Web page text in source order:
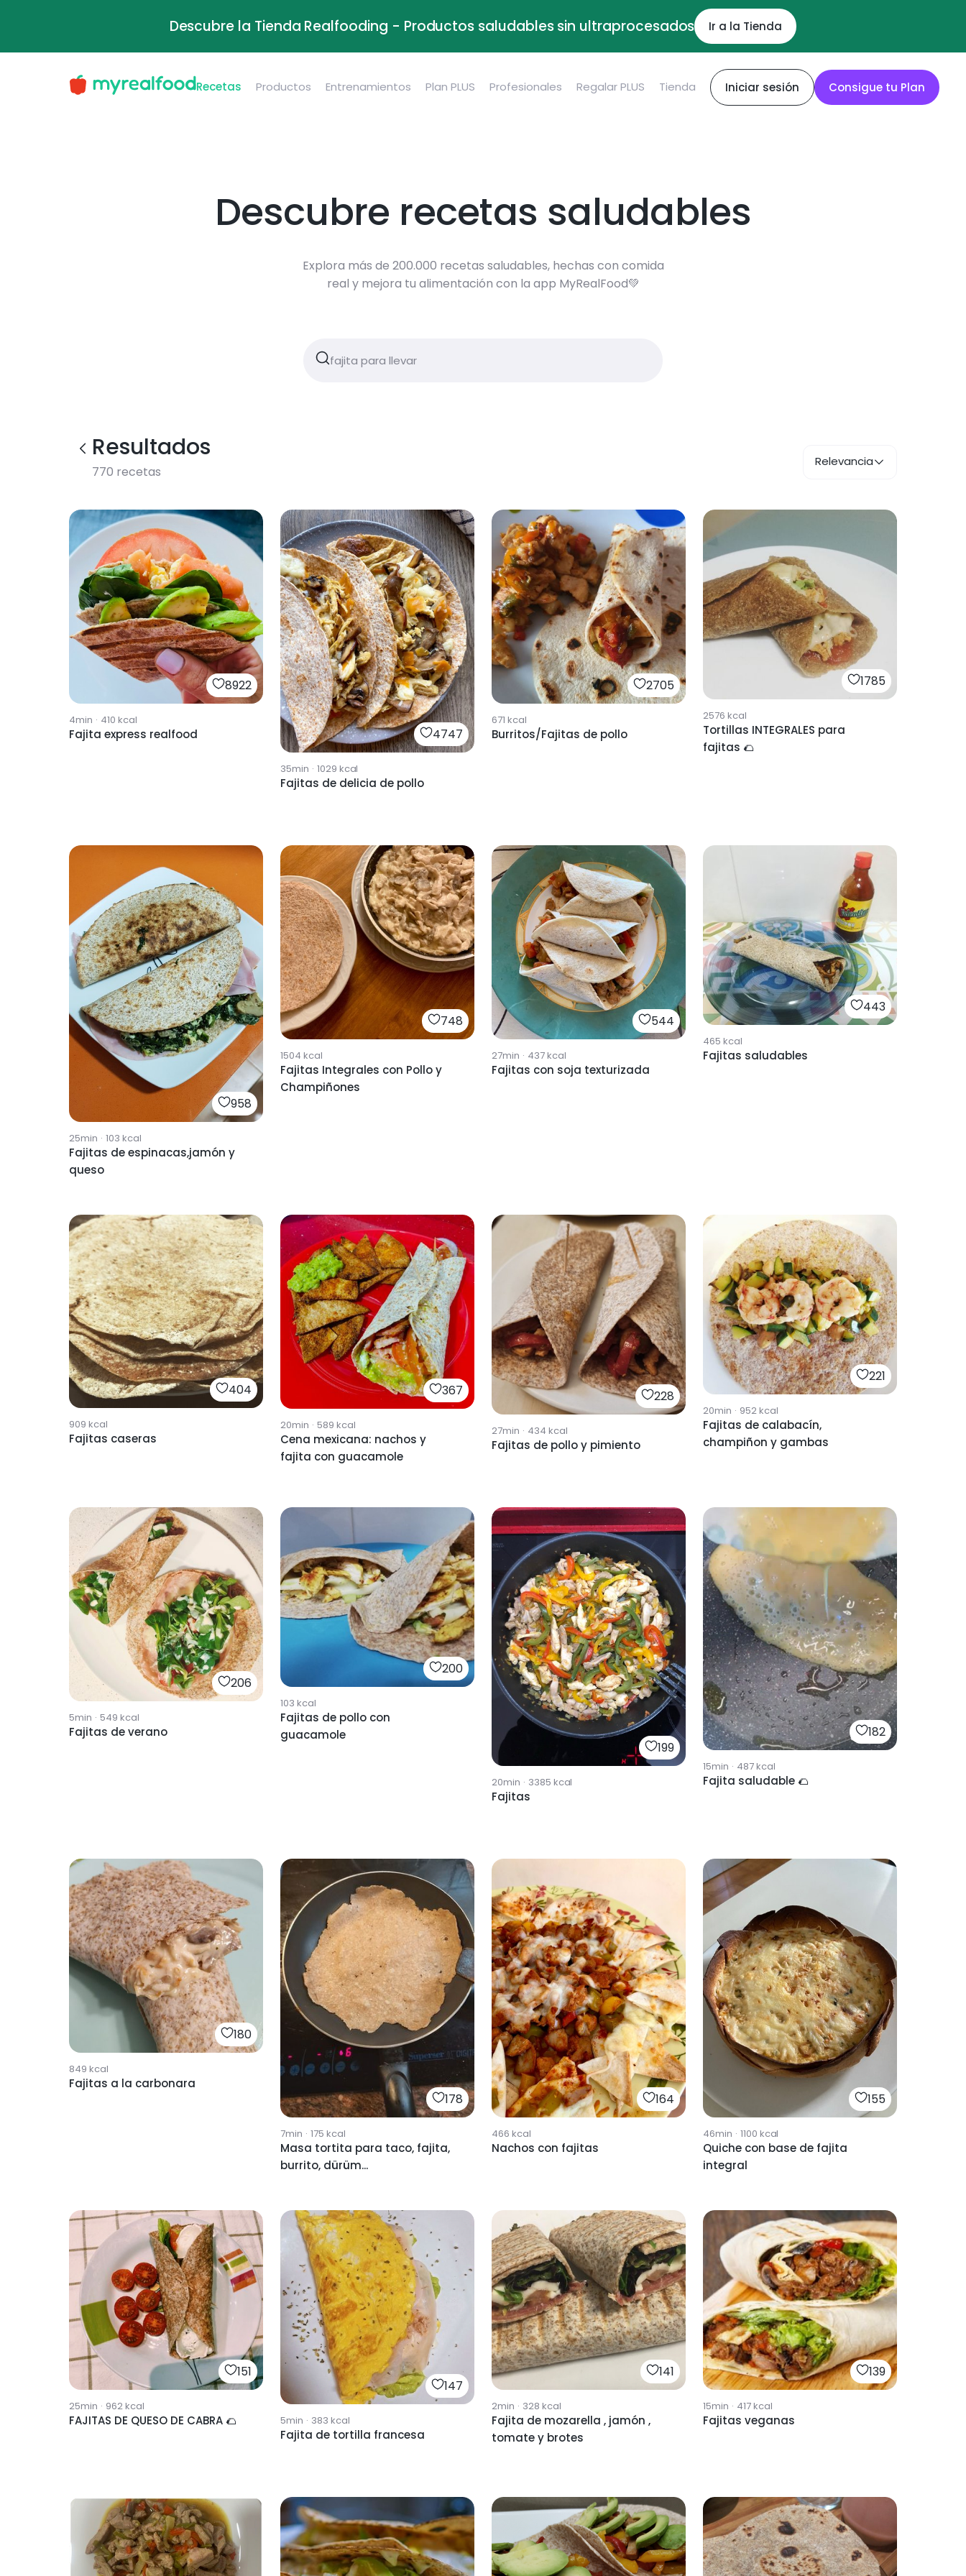
Descubre la Tienda Realfooding - Productos saludables sin ultraprocesados Ir a la Tienda
Recetas Productos Entrenamientos Plan PLUS Profesionales Regalar PLUS Tienda Iniciar sesión Consigue tu Plan
Descubre recetas saludables
Explora más de 200.000 recetas saludables, hechas con comida
real y mejora tu alimentación con la app MyRealFood💚
Resultados
770 recetas
Relevancia
8922
4min · 410 kcal
Fajita express realfood 4747
35min · 1029 kcal
Fajitas de delicia de pollo
2705
671 kcal
Burritos/Fajitas de pollo
1785
2576 kcal
Tortillas INTEGRALES para
fajitas 🌮
958
25min · 103 kcal
Fajitas de espinacas,jamón y
queso
748
1504 kcal
Fajitas Integrales con Pollo y
Champiñones
544
27min · 437kcal
Fajitas con soja texturizada
443
465 kcal
Fajitas saludables
404
909 kcal
Fajitas caseras
367
20min · 589 kcal
Cena mexicana: nachos y
fajita con guacamole
228
27min · 434 kcal
Fajitas de pollo y pimiento
221
20min · 952kcal
Fajitas de calabacín,
champiñon y gambas
206
5min · 549 kcal
Fajitas de verano
200
103 kcal
Fajitas de pollo con
guacamole
199
20min · 3385 kcal
Fajitas
182
15min · 487kcal
Fajita saludable 🌮
180
849 kcal
Fajitas a la carbonara
178
7min · 175 kcal
Masa tortita para taco, fajita,
burrito, dürüm...
164
466 kcal
Nachos con fajitas
155
46min · 1100 kcal
Quiche con base de fajita
integral
151
25min · 962kcal
FAJITAS DE QUESO DE CABRA 🌮
147
5min · 383 kcal
Fajita de tortilla francesa
141
2min · 328 kcal
Fajita de mozarella , jamón ,
tomate y brotes
139
15min · 417kcal
Fajitas veganas